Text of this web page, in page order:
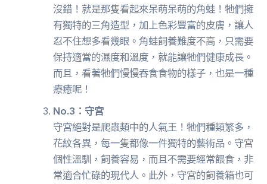
沒錯！就是那隻看起來呆萌呆萌的角蛙！牠們擁
有獨特的三角造型，加上色彩豐富的皮膚，讓人
忍不住想多看幾眼。角蛙飼養難度不高，只需要
保持適當的濕度和溫度，就能讓牠們健康成長。
而且，看著牠們慢慢吞食食物的樣子，也是一種
療癒呢！
No.3：守宮
守宮絕對是爬蟲類中的人氣王！牠們種類繁多，
花紋各異，每一隻都像一件獨特的藝術品。守宮
個性溫馴，飼養容易，而且不需要經常餵食，非
常適合忙碌的現代人。此外，守宮的飼養箱也可